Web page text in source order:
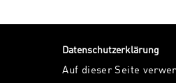
Datenschutzerklärung
Auf dieser Seite